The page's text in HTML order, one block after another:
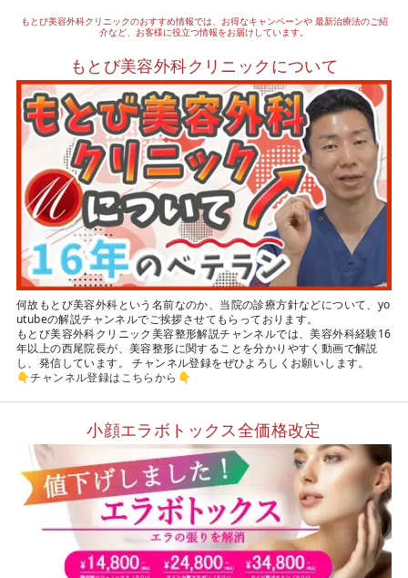
もとび美容外科クリニックのおすすめ情報では、お得なキャンペーンや最新治療法のご紹
介など、お客様に役立つ情報をお届けしています。
もとび美容外科クリニックについて
何故もとび美容外科という名前なのか、当院の診療方針などについて、yo
utubeの解説チャンネルでご挨拶させてもらっております。
もとび美容外科クリニック美容整形解説チャンネルでは、美容外科経験16
年以上の西尾院長が、美容整形に関することを分かりやすく動画で解説
し、発信しています。 チャンネル登録をぜひよろしくお願いします。
👇チャンネル登録はこちらから 👇
小顔エラボトックス全価格改定